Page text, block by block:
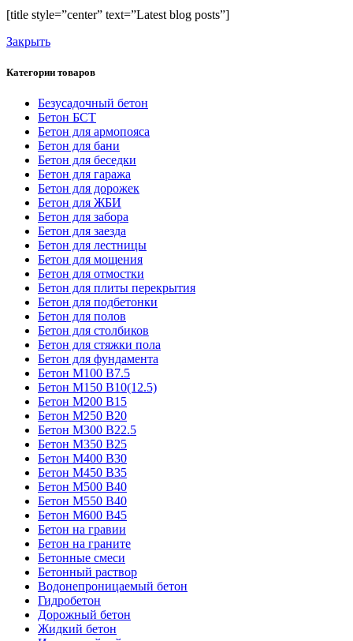
[title style=”center” text=”Latest blog posts”]
Закрыть
Категории товаров
Безусадочный бетон
Бетон БСТ
Бетон для армопояса
Бетон для бани
Бетон для беседки
Бетон для гаража
Бетон для дорожек
Бетон для ЖБИ
Бетон для забора
Бетон для заезда
Бетон для лестницы
Бетон для мощения
Бетон для отмостки
Бетон для плиты перекрытия
Бетон для подбетонки
Бетон для полов
Бетон для столбиков
Бетон для стяжки пола
Бетон для фундамента
Бетон М100 В7.5
Бетон М150 В10(12.5)
Бетон М200 В15
Бетон М250 В20
Бетон М300 В22.5
Бетон М350 В25
Бетон М400 В30
Бетон М450 В35
Бетон М500 В40
Бетон М550 В40
Бетон М600 В45
Бетон на гравии
Бетон на граните
Бетонные смеси
Бетонный раствор
Водонепроницаемый бетон
Гидробетон
Дорожный бетон
Жидкий бетон